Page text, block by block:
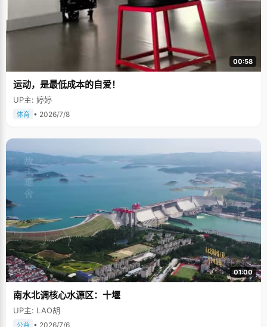
00:58
运动，是最低成本的自爱！
UP主: 婷婷
体育 • 2026/7/8
01:00
南水北调核心水源区：十堰
UP主: LAO胡
• 2026/7/6